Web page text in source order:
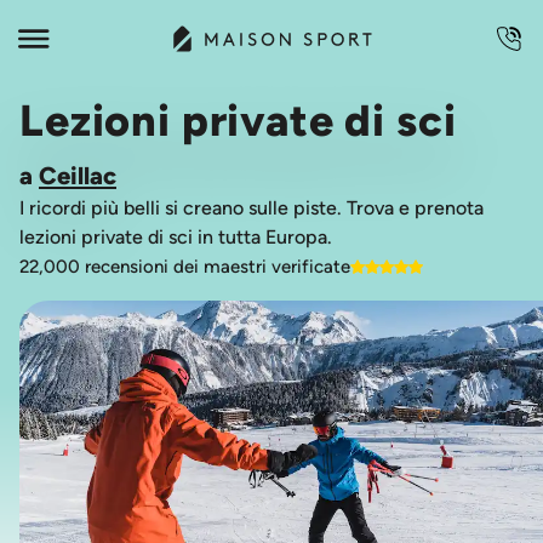
Lezioni private di sci
a Ceillac
I ricordi più belli si creano sulle piste. Trova e prenota
lezioni private di sci in tutta Europa.
22,000 recensioni dei maestri verificate